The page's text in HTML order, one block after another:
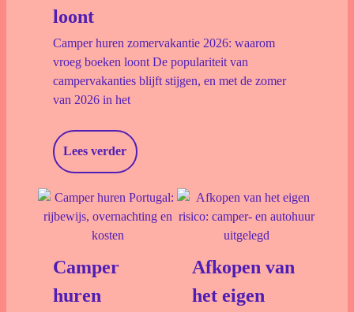
loont
Camper huren zomervakantie 2026: waarom
vroeg boeken loont De populariteit van
campervakanties blijft stijgen, en met de zomer
van 2026 in het
Lees verder
Camper
huren
Afkopen van
het eigen